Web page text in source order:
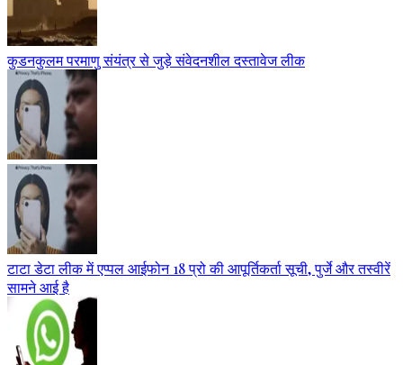
कुडनकुलम परमाणु संयंत्र से जुड़े संवेदनशील दस्तावेज लीक
टाटा डेटा लीक में एप्पल आईफोन 18 प्रो की आपूर्तिकर्ता सूची, पुर्जे और तस्वीरें
सामने आई है